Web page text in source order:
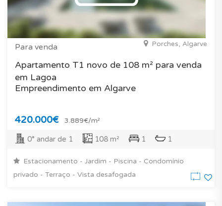
Para venda Porches, Algarve
Apartamento T1 novo de 108 m² para venda
em Lagoa
Empreendimento em Algarve
420.000€ 3.889€/m²
0° andar de 1 108 m² 1 1
Estacionamento - Jardim - Piscina - Condomínio
privado - Terraço - Vista desafogada